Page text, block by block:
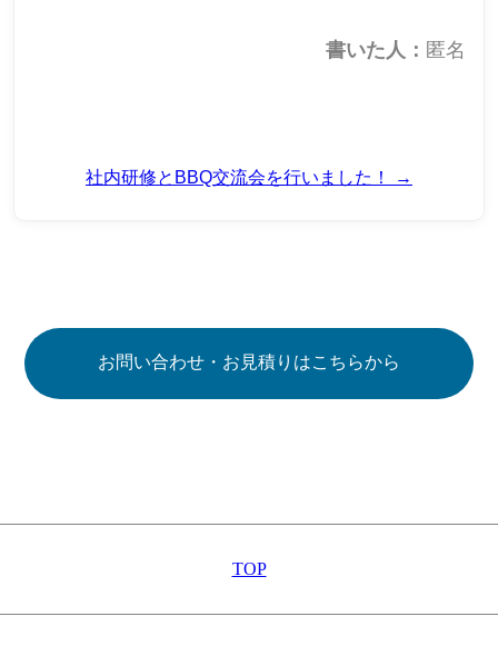
書いた人： 匿名
社内研修とBBQ交流会を行いました！ →
お問い合わせ・お見積りはこちらから
TOP